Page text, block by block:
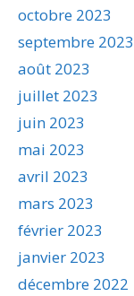
octobre 2023
septembre 2023
août 2023
juillet 2023
juin 2023
mai 2023
avril 2023
mars 2023
février 2023
janvier 2023
décembre 2022